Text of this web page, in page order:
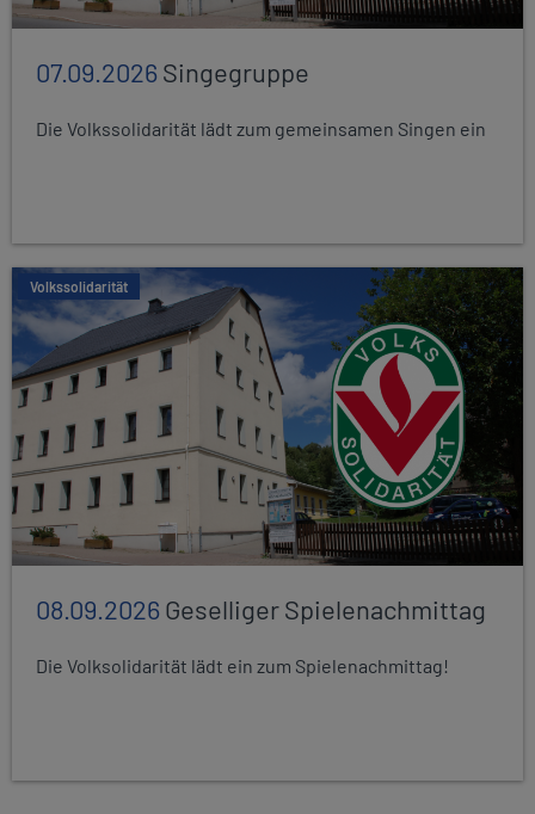
07.09.2026Singegruppe
Die Volkssolidarität lädt zum gemeinsamen Singen ein
Volkssolidarität
08.09.2026Geselliger Spielenachmittag
Die Volksolidarität lädt ein zum Spielenachmittag!